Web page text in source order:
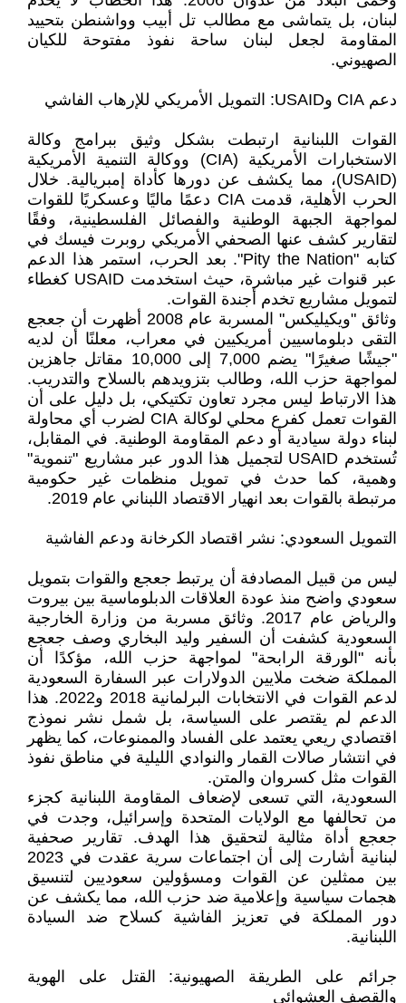
لبنان، بل يتماشى مع مطالب تل أبيب وواشنطن بتحييد
المقاومة لجعل لبنان ساحة نفوذ مفتوحة للكيان
الصهيوني.
دعم CIA وUSAID: التمويل الأمريكي للإرهاب الفاشي
القوات اللبنانية ارتبطت بشكل وثيق ببرامج وكالة
الاستخبارات الأمريكية (CIA) ووكالة التنمية الأمريكية
(USAID)، مما يكشف عن دورها كأداة إمبريالية. خلال
الحرب الأهلية، قدمت CIA دعمًا ماليًا وعسكريًا للقوات
لمواجهة الجبهة الوطنية والفصائل الفلسطينية، وفقًا
لتقارير كشف عنها الصحفي الأمريكي روبرت فيسك في
كتابه "Pity the Nation". بعد الحرب، استمر هذا الدعم
عبر قنوات غير مباشرة، حيث استخدمت USAID كغطاء
لتمويل مشاريع تخدم أجندة القوات.
وثائق "ويكيليكس" المسربة عام 2008 أظهرت أن جعجع
التقى دبلوماسيين أمريكيين في معراب، معلنًا أن لديه
"جيشًا صغيرًا" يضم 7,000 إلى 10,000 مقاتل جاهزين
لمواجهة حزب الله، وطالب بتزويدهم بالسلاح والتدريب.
هذا الارتباط ليس مجرد تعاون تكتيكي، بل دليل على أن
القوات تعمل كفرع محلي لوكالة CIA لضرب أي محاولة
لبناء دولة سيادية أو دعم المقاومة الوطنية. في المقابل،
تُستخدم USAID لتجميل هذا الدور عبر مشاريع "تنموية"
وهمية، كما حدث في تمويل منظمات غير حكومية
مرتبطة بالقوات بعد انهيار الاقتصاد اللبناني عام 2019.
التمويل السعودي: نشر اقتصاد الكرخانة ودعم الفاشية
ليس من قبيل المصادفة أن يرتبط جعجع والقوات بتمويل
سعودي واضح منذ عودة العلاقات الدبلوماسية بين بيروت
والرياض عام 2017. وثائق مسربة من وزارة الخارجية
السعودية كشفت أن السفير وليد البخاري وصف جعجع
بأنه "الورقة الرابحة" لمواجهة حزب الله، مؤكدًا أن
المملكة ضخت ملايين الدولارات عبر السفارة السعودية
لدعم القوات في الانتخابات البرلمانية 2018 و2022. هذا
الدعم لم يقتصر على السياسة، بل شمل نشر نموذج
اقتصادي ريعي يعتمد على الفساد والممنوعات، كما يظهر
في انتشار صالات القمار والنوادي الليلية في مناطق نفوذ
القوات مثل كسروان والمتن.
السعودية، التي تسعى لإضعاف المقاومة اللبنانية كجزء
من تحالفها مع الولايات المتحدة وإسرائيل، وجدت في
جعجع أداة مثالية لتحقيق هذا الهدف. تقارير صحفية
لبنانية أشارت إلى أن اجتماعات سرية عقدت في 2023
بين ممثلين عن القوات ومسؤولين سعوديين لتنسيق
هجمات سياسية وإعلامية ضد حزب الله، مما يكشف عن
دور المملكة في تعزيز الفاشية كسلاح ضد السيادة
اللبنانية.
جرائم على الطريقة الصهيونية: القتل على الهوية
والقصف العشوائي